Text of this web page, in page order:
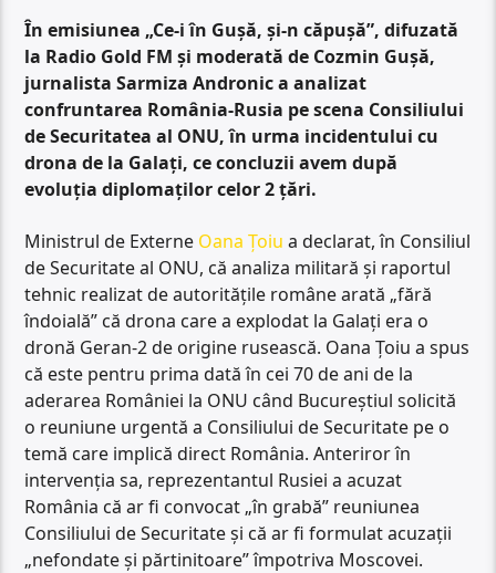
În emisiunea „Ce-i în Gușă, și-n căpușă”, difuzată
la Radio Gold FM și moderată de Cozmin Gușă,
jurnalista Sarmiza Andronic a analizat
confruntarea România-Rusia pe scena Consiliului
de Securitatea al ONU, în urma incidentului cu
drona de la Galați, ce concluzii avem după
evoluția diplomaților celor 2 țări.
Ministrul de Externe Oana Țoiu a declarat, în Consiliul
de Securitate al ONU, că analiza militară și raportul
tehnic realizat de autoritățile române arată „fără
îndoială” că drona care a explodat la Galați era o
dronă Geran-2 de origine rusească. Oana Țoiu a spus
că este pentru prima dată în cei 70 de ani de la
aderarea României la ONU când Bucureștiul solicită
o reuniune urgentă a Consiliului de Securitate pe o
temă care implică direct România. Anteriror în
intervenția sa, reprezentantul Rusiei a acuzat
România că ar fi convocat „în grabă” reuniunea
Consiliului de Securitate și că ar fi formulat acuzații
„nefondate și părtinitoare” împotriva Moscovei.